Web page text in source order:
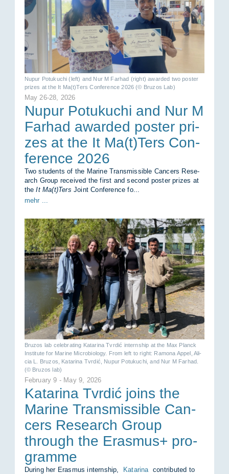
Nupur Pot­u­ku­chi (left) and Nur M Far­had (right) awar­ded two pos­ter
pri­zes at the It Ma(t)Ters Con­fe­rence 2026 (© Bru­zos Lab)
May 26-28, 2026
Nupur Pot­u­ku­chi and Nur M
Far­had awar­ded pos­ter pri­
zes at the It Ma(t)Ters Con­
fe­rence 2026
Two stu­dents of the Ma­ri­ne Trans­mis­si­ble Can­cers Re­se­
arch Group re­cei­ved the first and se­cond pos­ter pri­zes at
theIt Ma(t)Ters Joint Con­fe­rence fo...
mehr ...
Bru­zos lab ce­le­bra­ting Ka­ta­ri­na Tvr­dić in­ternship at the Max Planck
In­sti­tu­te for Ma­ri­ne Mi­cro­bio­lo­gy. From left to right: Ra­mo­na Ap­pel, Ali­
cia L. Bru­zos, Ka­ta­ri­na Tvr­dić, Nupur Pot­u­ku­chi, and Nur M Far­had.
(© Bru­zos lab)
Fe­bru­ary 9 - May 9, 2026
Ka­ta­ri­na Tvr­dić joins the
Ma­ri­ne Trans­mis­si­ble Can­
cers Re­se­arch Group
through the Eras­mus+ pro­
gram­me
Du­ring her Eras­mus in­ternship, Ka­ta­ri­na cont­ri­bu­ted to